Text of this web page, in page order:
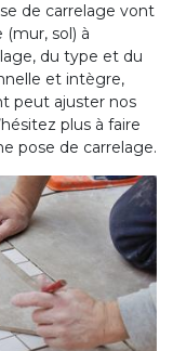
de carrelage vont
(mur, sol) à
du type et du
et intègre,
peut ajuster nos
plus à faire
pose de carrelage.